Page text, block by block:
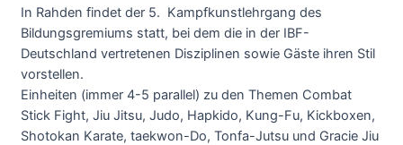
In Rahden findet der 5. Kampfkunstlehrgang des
Bildungsgremiums statt, bei dem die in der IBF-
Deutschland vertretenen Disziplinen sowie Gäste ihren Stil
vorstellen.
Einheiten (immer 4-5 parallel) zu den Themen Combat
Stick Fight, Jiu Jitsu, Judo, Hapkido, Kung-Fu, Kickboxen,
Shotokan Karate, taekwon-Do, Tonfa-Jutsu und Gracie Jiu